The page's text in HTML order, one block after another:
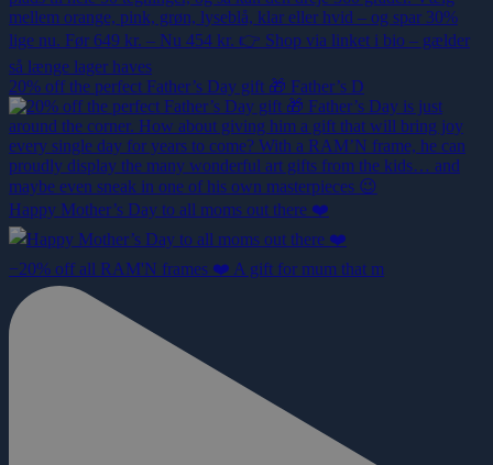
20% off the perfect Father’s Day gift 🎁 Father’s D
Happy Mother’s Day to all moms out there ❤️
−20% off all RAM'N frames ❤️ A gift for mum that m